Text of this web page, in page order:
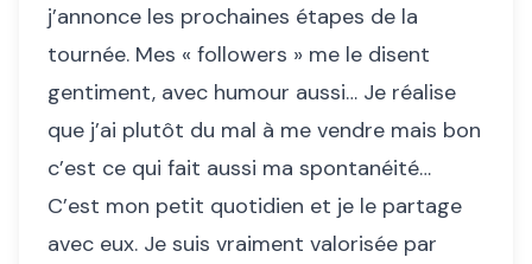
j’annonce les prochaines étapes de la
tournée. Mes « followers » me le disent
gentiment, avec humour aussi… Je réalise
que j’ai plutôt du mal à me vendre mais bon
c’est ce qui fait aussi ma spontanéité…
C’est mon petit quotidien et je le partage
avec eux. Je suis vraiment valorisée par